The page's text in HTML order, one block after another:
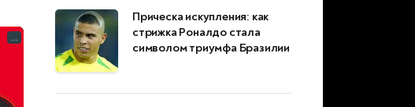
...
Прическа искупления: как
стрижка Роналдо стала
символом триумфа Бразилии